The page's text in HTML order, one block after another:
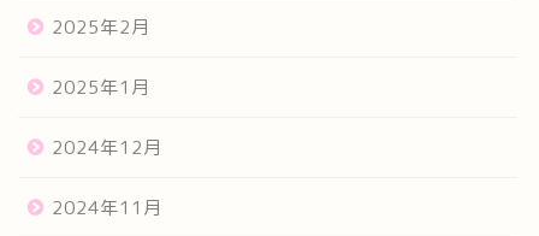
2025年2月
2025年1月
2024年12月
2024年11月